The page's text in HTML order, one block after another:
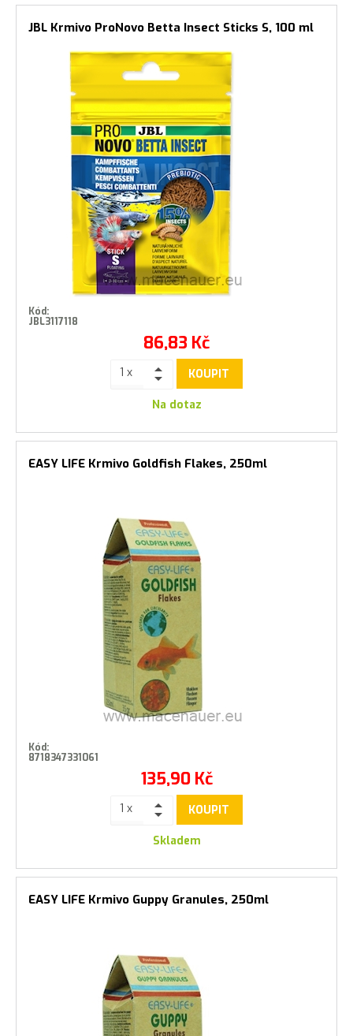
JBL Krmivo ProNovo Betta Insect Sticks S, 100 ml
Kód:
JBL3117118
86,83 Kč
KOUPIT
Na dotaz
EASY LIFE Krmivo Goldfish Flakes, 250ml
Kód:
8718347331061
135,90 Kč
KOUPIT
Skladem
EASY LIFE Krmivo Guppy Granules, 250ml